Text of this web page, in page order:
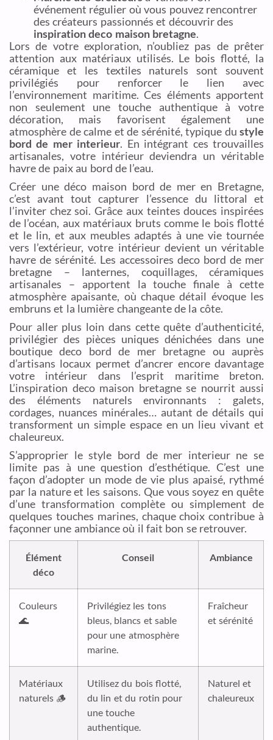
événement régulier où vous pouvez rencontrer
des créateurs passionnés et découvrir des
inspiration deco maison bretagne.
Lors de votre exploration, n’oubliez pas de prêter
attention aux matériaux utilisés. Le bois flotté, la
céramique et les textiles naturels sont souvent
privilégiés pour renforcer le lien avec
l’environnement maritime. Ces éléments apportent
non seulement une touche authentique à votre
décoration, mais favorisent également une
atmosphère de calme et de sérénité, typique du style
bord de mer interieur. En intégrant ces trouvailles
artisanales, votre intérieur deviendra un véritable
havre de paix au bord de l’eau.
Créer une déco maison bord de mer en Bretagne,
c’est avant tout capturer l’essence du littoral et
l’inviter chez soi. Grâce aux teintes douces inspirées
de l’océan, aux matériaux bruts comme le bois flotté
et le lin, et aux meubles adaptés à une vie tournée
vers l’extérieur, votre intérieur devient un véritable
havre de sérénité. Les accessoires deco bord de mer
bretagne – lanternes, coquillages, céramiques
artisanales – apportent la touche finale à cette
atmosphère apaisante, où chaque détail évoque les
embruns et la lumière changeante de la côte.
Pour aller plus loin dans cette quête d’authenticité,
privilégier des pièces uniques dénichées dans une
boutique deco bord de mer bretagne ou auprès
d’artisans locaux permet d’ancrer encore davantage
votre intérieur dans l’esprit maritime breton.
L’inspiration deco maison bretagne se nourrit aussi
des éléments naturels environnants : galets,
cordages, nuances minérales… autant de détails qui
transforment un simple espace en un lieu vivant et
chaleureux.
S’approprier le style bord de mer interieur ne se
limite pas à une question d’esthétique. C’est une
façon d’adopter un mode de vie plus apaisé, rythmé
par la nature et les saisons. Que vous soyez en quête
d’une transformation complète ou simplement de
quelques touches marines, chaque choix contribue à
façonner une ambiance où il fait bon se retrouver.
Élément
déco
Conseil Ambiance
Couleurs
🌊
Privilégiez les tons
bleus, blancs et sable
pour une atmosphère
marine.
Fraîcheur
et sérénité
Matériaux
naturels 🪵
Utilisez du bois flotté,
du lin et du rotin pour
une touche
authentique.
Naturel et
chaleureux